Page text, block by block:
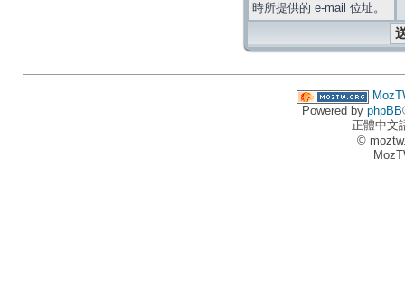
時所提供的 e-mail 位址。
Powered by phpBB
正體中文
©